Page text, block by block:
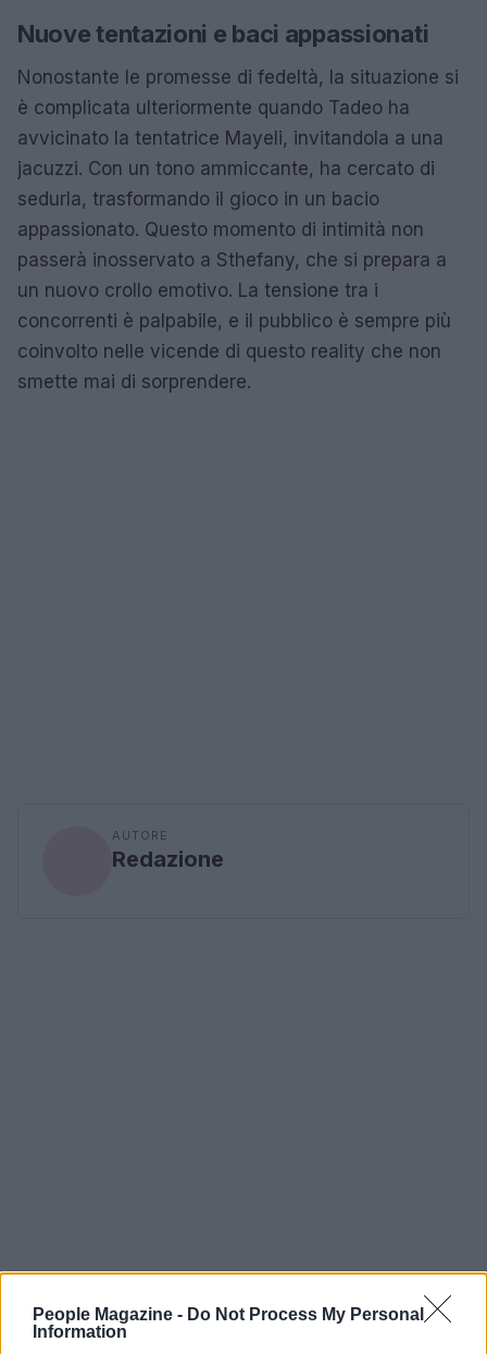
People Magazine - Do Not Process My Personal
Information
Nuove tentazioni e baci appassionati
Nonostante le promesse di fedeltà, la situazione si
è complicata ulteriormente quando Tadeo ha
avvicinato la tentatrice Mayeli, invitandola a una
jacuzzi. Con un tono ammiccante, ha cercato di
sedurla, trasformando il gioco in un bacio
appassionato. Questo momento di intimità non
passerà inosservato a Sthefany, che si prepara a
un nuovo crollo emotivo. La tensione tra i
concorrenti è palpabile, e il pubblico è sempre più
coinvolto nelle vicende di questo reality che non
smette mai di sorprendere.
AUTORE
Redazione